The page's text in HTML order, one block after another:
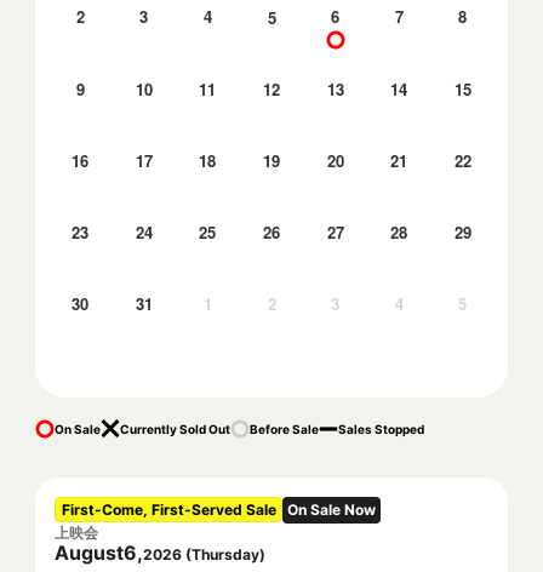
2 3 4 5 6 7 8
9 10 11 12 13 14 15
16 17 18 19 20 21 22
23 24 25 26 27 28 29
30 31 1 2 3 4 5
On Sale Currently Sold Out Before Sale Sales Stopped
First-Come, First-Served Sale On Sale Now
上映会
August6,2026 (Thursday)